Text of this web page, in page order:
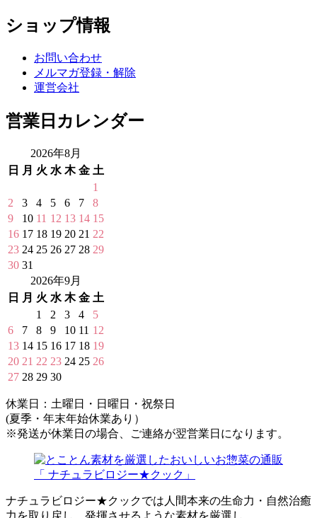
ショップ情報
お問い合わせ
メルマガ登録・解除
運営会社
営業日カレンダー
2026年8月
日
月 火 水 木 金 土
1
2
3 4 5 6 7
8
9
10 11 12 13 14 15
16 17 18 19 20 21 22
23 24 25 26 27 28 29
30 31
2026年9月
日
月 火 水 木 金 土
1
2 3 4
5
6
7 8 9 10 11 12
13 14 15 16 17 18 19
20 21 22 23 24 25 26
27 28 29 30
休業日：土曜日・日曜日・祝祭日
(夏季・年末年始休業あり）
※発送が休業日の場合、ご連絡が翌営業日になります。
ナチュラビロジー★クックでは人間本来の生命力・自然治癒
力を取り戻し、発揮させるような素材を厳選し